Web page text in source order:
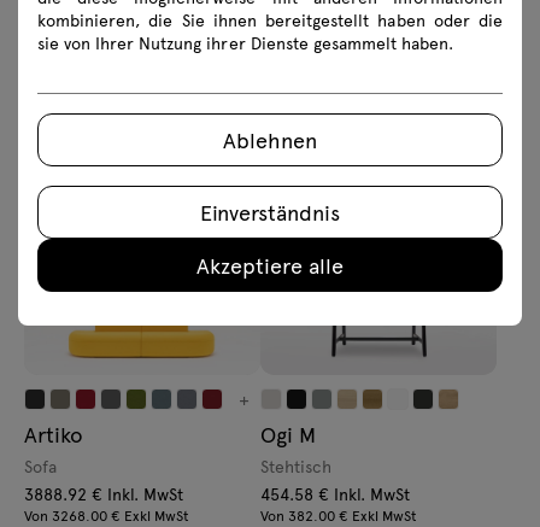
Chefschreibtisch
Von 512.00 € Exkl MwSt
Konferenztisch mit
Holzbeinen
549.78 € Inkl. MwSt
Von 462.00 € Exkl MwSt
+
Artiko
Sofa
3888.92 € Inkl. MwSt
Von 3268.00 € Exkl MwSt
Ogi M
Stehtisch
454.58 € Inkl. MwSt
Von 382.00 € Exkl MwSt
kombinieren, die Sie ihnen bereitgestellt haben oder die
sie von Ihrer Nutzung ihrer Dienste gesammelt haben.
Ablehnen
Einverständnis
Akzeptiere alle